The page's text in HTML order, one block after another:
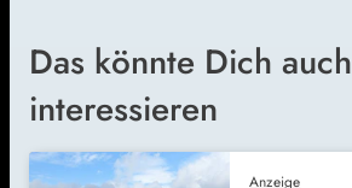
Das könnte Dich auch
interessieren
Anzeige